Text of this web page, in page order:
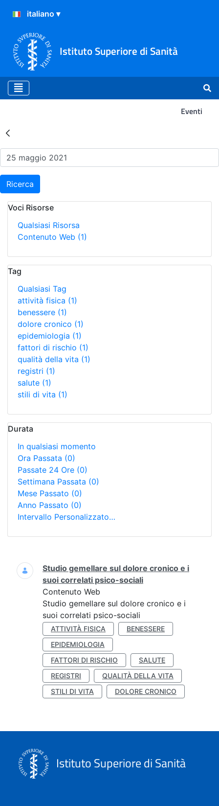
Istituto Superiore di Sanità
Eventi
Risultati della Ricerca -
Ricerca
Voci Risorse
Qualsiasi Risorsa
Contenuto Web (1)
Tag
Qualsiasi Tag
attività fisica (1)
benessere (1)
dolore cronico (1)
epidemiologia (1)
fattori di rischio (1)
qualità della vita (1)
registri (1)
salute (1)
stili di vita (1)
Durata
In qualsiasi momento
Ora Passata (0)
Passate 24 Ore (0)
Settimana Passata (0)
Mese Passato (0)
Anno Passato (0)
Intervallo Personalizzato…
Ricerca
Studio gemellare sul dolore cronico e i
suoi correlati psico-sociali
Contenuto Web
Studio gemellare sul dolore cronico e i
suoi correlati psico-sociali
ATTIVITÀ FISICA
BENESSERE
EPIDEMIOLOGIA
FATTORI DI RISCHIO
SALUTE
REGISTRI
QUALITÀ DELLA VITA
STILI DI VITA
DOLORE CRONICO
Istituto Superiore di Sanità